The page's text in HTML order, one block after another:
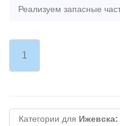
1
Категории для Ижевска: